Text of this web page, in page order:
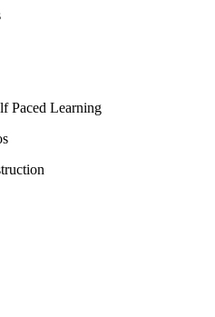
Paced Learning